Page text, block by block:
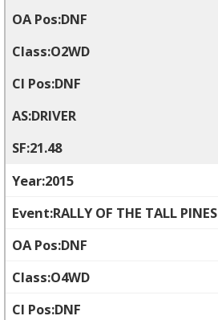
DNF
O2WD
DNF
DRIVER
21.48
2015
RALLY OF THE TALL PINES
DNF
O4WD
DNF